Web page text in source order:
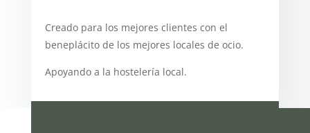
Creado para los mejores clientes con el
beneplácito de los mejores locales de ocio.
Apoyando a la hostelería local.